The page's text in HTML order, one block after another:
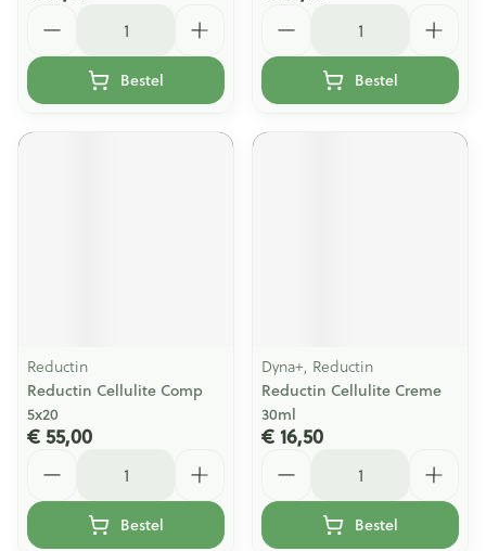
Bestel Bestel
Reductin
Reductin Cellulite Comp
5x20
€ 55,00
Bestel
Dyna+, Reductin
Reductin Cellulite Creme
30ml
€ 16,50
Bestel